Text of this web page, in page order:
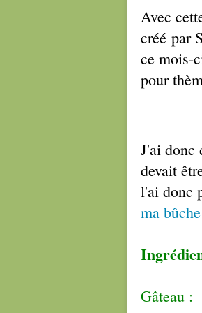
Avec
créé par
ce mois-
pour
J'ai donc
devait
l'ai donc
ma
Gâteau :